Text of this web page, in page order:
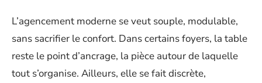
L’agencement moderne se veut souple, modulable,
sans sacrifier le confort. Dans certains foyers, la table
reste le point d’ancrage, la pièce autour de laquelle
tout s’organise. Ailleurs, elle se fait discrète,